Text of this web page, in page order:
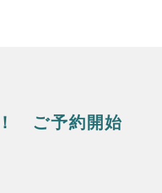
！ ご予約開始